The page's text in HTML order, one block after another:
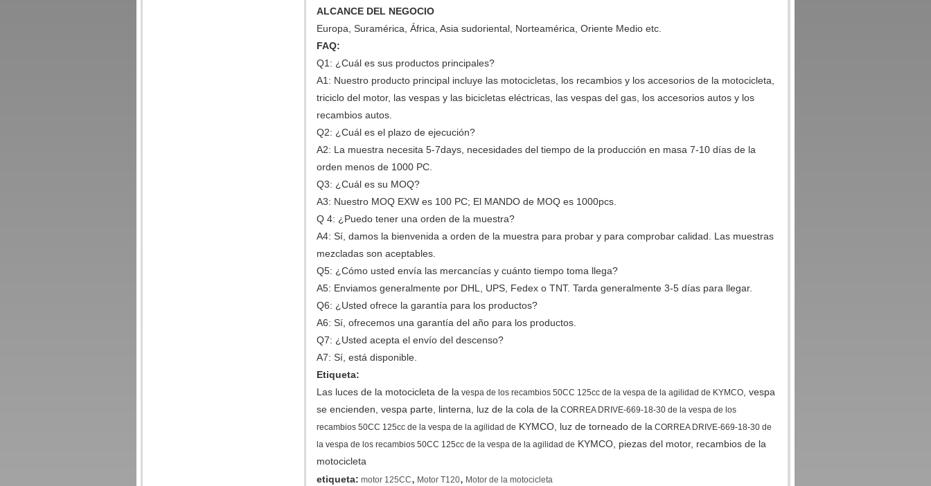
ALCANCE DEL NEGOCIO
Europa, Suramérica, África, Asia sudoriental, Norteamérica, Oriente Medio etc.
FAQ:
Q1: ¿Cuál es sus productos principales?
A1: Nuestro producto principal incluye las motocicletas, los recambios y los accesorios de la motocicleta,
triciclo del motor, las vespas y las bicicletas eléctricas, las vespas del gas, los accesorios autos y los
recambios autos.
Q2: ¿Cuál es el plazo de ejecución?
A2: La muestra necesita 5-7days, necesidades del tiempo de la producción en masa 7-10 días de la
orden menos de 1000 PC.
Q3: ¿Cuál es su MOQ?
A3: Nuestro MOQ EXW es 100 PC; El MANDO de MOQ es 1000pcs.
Q 4: ¿Puedo tener una orden de la muestra?
A4: Sí, damos la bienvenida a orden de la muestra para probar y para comprobar calidad. Las muestras
mezcladas son aceptables.
Q5: ¿Cómo usted envía las mercancías y cuánto tiempo toma llega?
A5: Enviamos generalmente por DHL, UPS, Fedex o TNT. Tarda generalmente 3-5 días para llegar.
Q6: ¿Usted ofrece la garantía para los productos?
A6: Sí, ofrecemos una garantía del año para los productos.
Q7: ¿Usted acepta el envío del descenso?
A7: Sí, está disponible.
Etiqueta:
Las luces de la motocicleta de la vespa de los recambios 50CC 125cc de la vespa de la agilidad de KYMCO , vespa
se encienden, vespa parte, linterna, luz de la cola de la CORREA DRIVE-669-18-30 de la vespa de los
recambios 50CC 125cc de la vespa de la agilidad de KYMCO , luz de torneado de la CORREA DRIVE-669-18-30 de
la vespa de los recambios 50CC 125cc de la vespa de la agilidad de KYMCO , piezas del motor, recambios de la
motocicleta
etiqueta: motor 125CC, Motor T120, Motor de la motocicleta